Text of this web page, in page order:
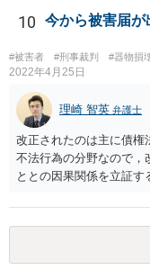
10 今から被害届が
#被害者 #刑事裁判 #器物損
2022年4月25日
理崎 智英 弁護士
改正されたのは主に債権
不法行為の分野なので，
ととの因果関係を立証
ので，３年で時効となり
ば，直接，弁護士にご相